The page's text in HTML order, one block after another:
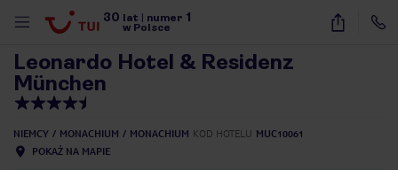
30 lat numer 1
w Polsce
7
Leonardo Hotel & Residenz
München
NIEMCY MONACHIUM MONACHIUM KOD HOTELU MUC10061
POKAŻ NA MAPIE